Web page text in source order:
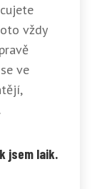
vždy
ve
jsem laik.